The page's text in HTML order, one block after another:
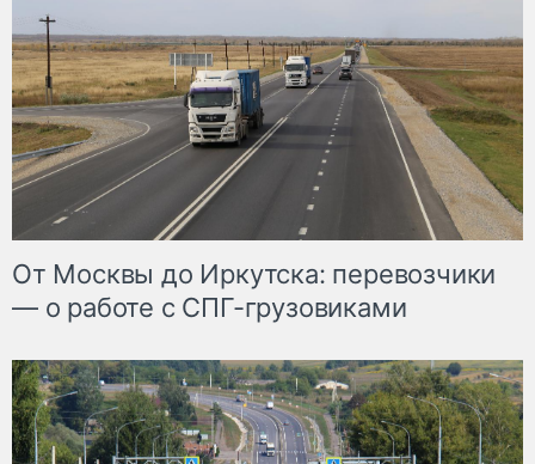
От Москвы до Иркутска: перевозчики
— о работе с СПГ-грузовиками